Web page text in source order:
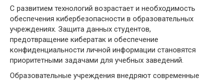
С развитием технологий возрастает и необходимость
обеспечения кибербезопасности в образовательных
учреждениях. Защита данных студентов,
предотвращение кибератак и обеспечение
конфиденциальности личной информации становятся
приоритетными задачами для учебных заведений.
Образовательные учреждения внедряют современные